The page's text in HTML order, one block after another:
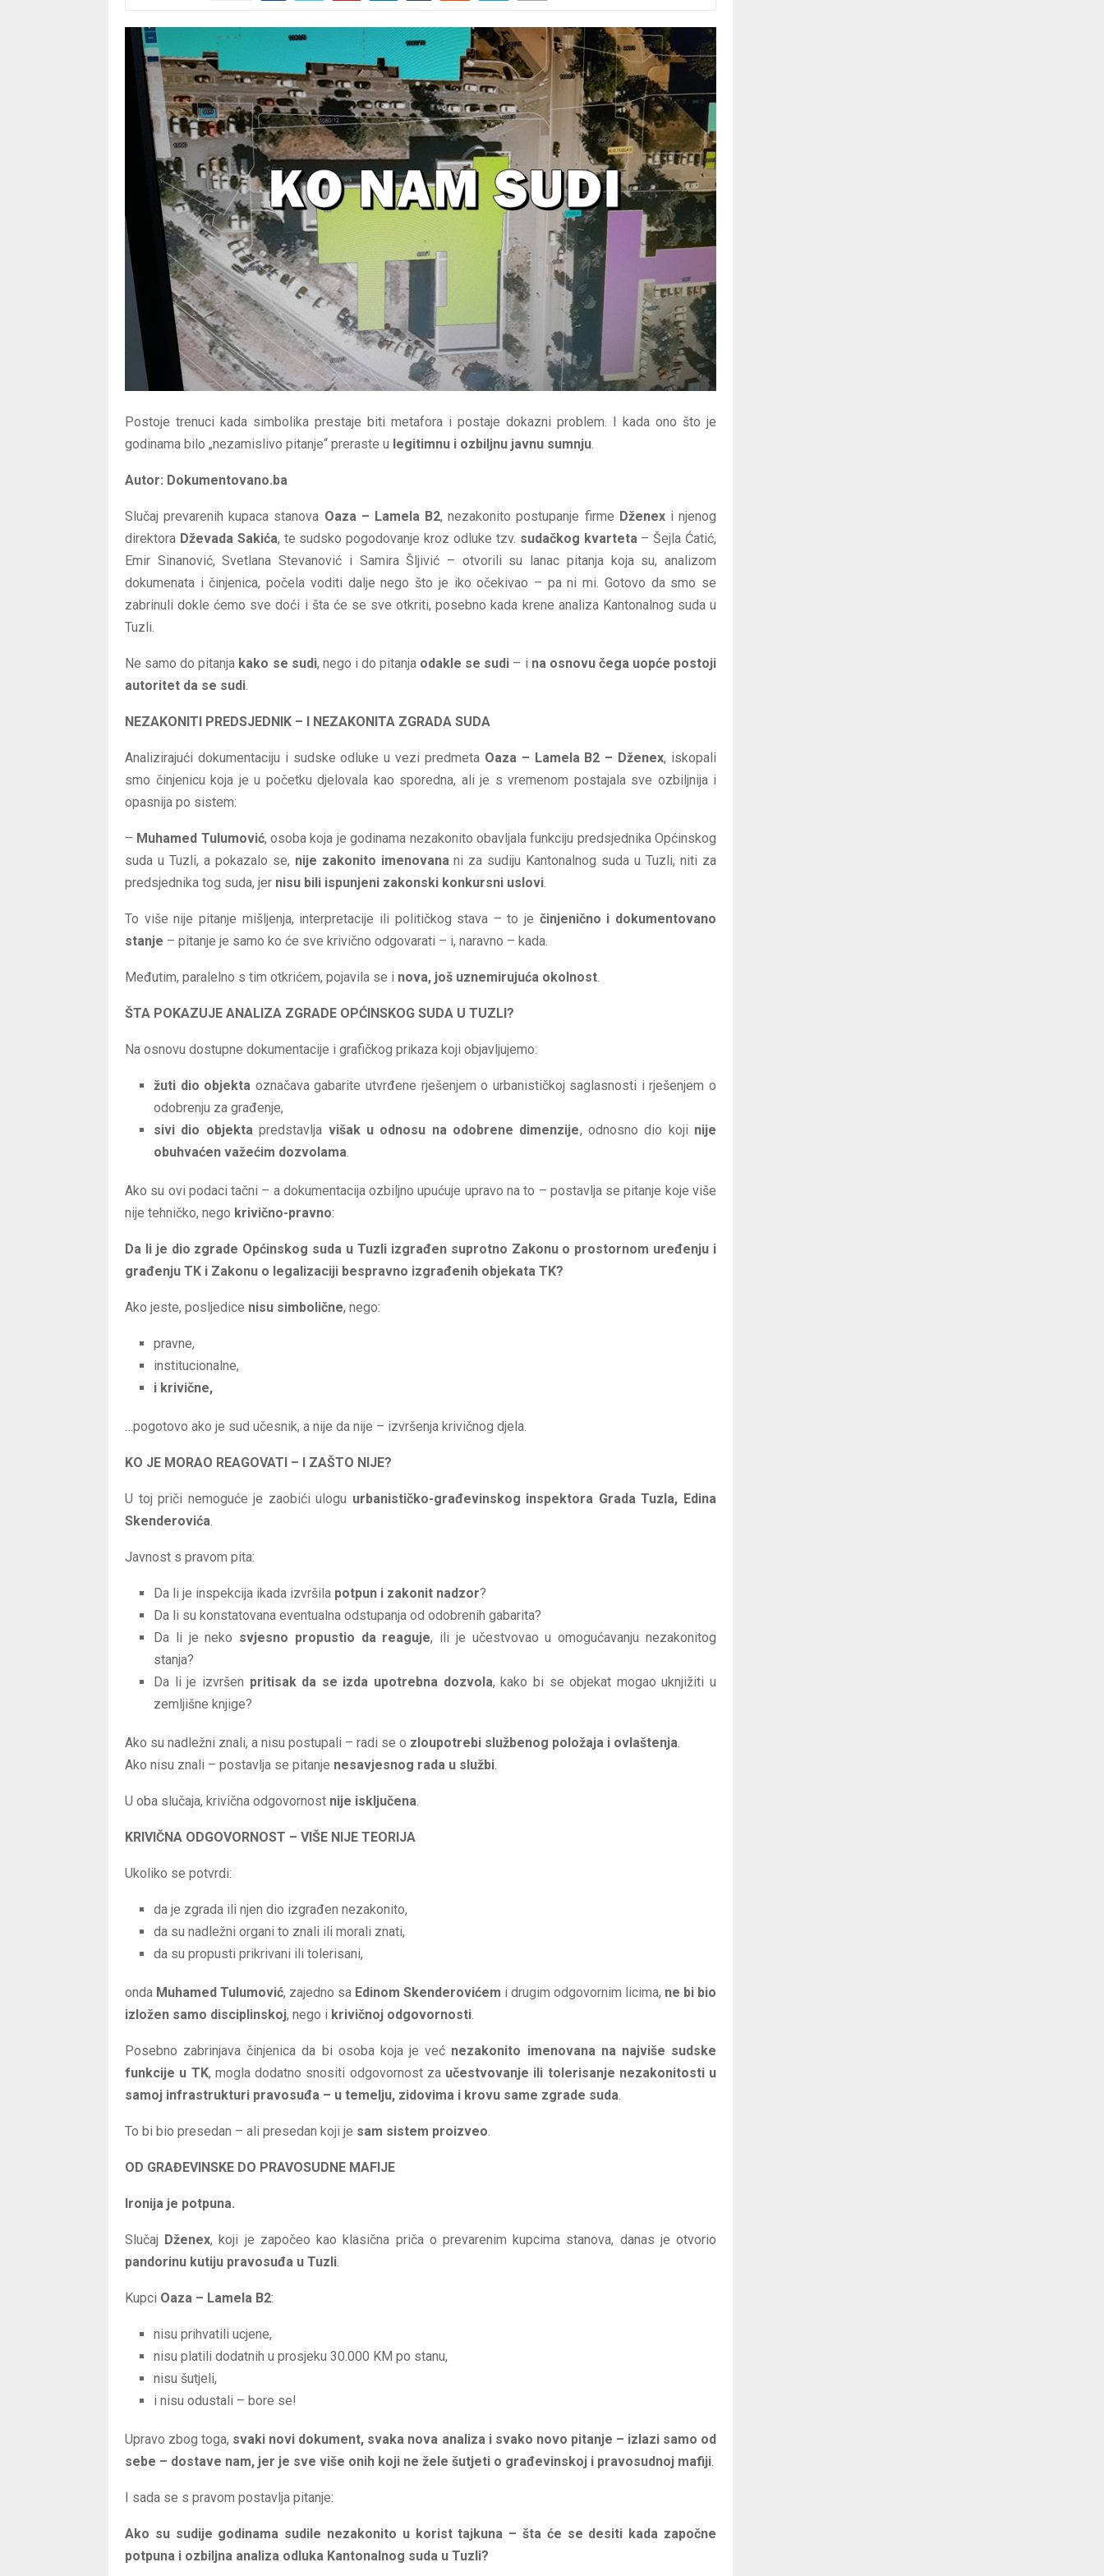
Postoje trenuci kada simbolika prestaje biti metafora i postaje dokazni problem. I kada ono što je
godinama bilo „nezamislivo pitanje“ preraste u legitimnu i ozbiljnu javnu sumnju.
Autor: Dokumentovano.ba
Slučaj prevarenih kupaca stanova Oaza – Lamela B2, nezakonito postupanje firme Dženexi njenog
direktora Dževada Sakića, te sudsko pogodovanje kroz odluke tzv. sudačkog kvarteta– Šejla Ćatić,
Emir Sinanović, Svetlana Stevanović i Samira Šljivić – otvorili su lanac pitanja koja su, analizom
dokumenata i činjenica, počela voditi dalje nego što je iko očekivao – pa ni mi. Gotovo da smo se
zabrinuli dokle ćemo sve doći i šta će se sve otkriti, posebno kada krene analiza Kantonalnog suda u
Tuzli.
Ne samo do pitanja kako se sudi, nego i do pitanja odakle se sudi – i na osnovu čega uopće postoji
autoritet da se sudi.
NEZAKONITI PREDSJEDNIK – I NEZAKONITA ZGRADA SUDA
Analizirajući dokumentaciju i sudske odluke u vezi predmeta Oaza – Lamela B2 – Dženex, iskopali
smo činjenicu koja je u početku djelovala kao sporedna, ali je s vremenom postajala sve ozbiljnija i
opasnija po sistem:
– Muhamed Tulumović, osoba koja je godinama nezakonito obavljala funkciju predsjednika Općinskog
suda u Tuzli, a pokazalo se, nije zakonito imenovanani za sudiju Kantonalnog suda u Tuzli, niti za
predsjednika tog suda, jer nisu bili ispunjeni zakonski konkursni uslovi.
To više nije pitanje mišljenja, interpretacije ili političkog stava – to je činjenično i dokumentovano
stanje – pitanje je samo ko će sve krivično odgovarati – i, naravno – kada.
Međutim, paralelno s tim otkrićem, pojavila se i nova, još uznemirujuća okolnost.
ŠTA POKAZUJE ANALIZA ZGRADE OPĆINSKOG SUDA U TUZLI?
Na osnovu dostupne dokumentacije i grafičkog prikaza koji objavljujemo:
žuti dio objekta označava gabarite utvrđene rješenjem o urbanističkoj saglasnosti i rješenjem o
odobrenju za građenje,
sivi dio objektapredstavlja višak u odnosu na odobrene dimenzije, odnosno dio koji nije
obuhvaćen važećim dozvolama.
Ako su ovi podaci tačni – a dokumentacija ozbiljno upućuje upravo na to – postavlja se pitanje koje više
nije tehničko, nego krivično-pravno:
Da li je dio zgrade Općinskog suda u Tuzli izgrađen suprotno Zakonu o prostornom uređenju i
građenju TK i Zakonu o legalizaciji bespravno izgrađenih objekata TK?
Ako jeste, posljedice nisu simbolične, nego:
pravne,
institucionalne,
i krivične,
…pogotovo ako je sud učesnik, a nije da nije – izvršenja krivičnog djela.
KO JE MORAO REAGOVATI – I ZAŠTO NIJE?
U toj priči nemoguće je zaobići ulogu urbanističko-građevinskog inspektora Grada Tuzla, Edina
Skenderovića.
Javnost s pravom pita:
Da li je inspekcija ikada izvršila potpun i zakonit nadzor?
Da li su konstatovana eventualna odstupanja od odobrenih gabarita?
Da li je neko svjesno propustio da reaguje, ili je učestvovao u omogućavanju nezakonitog
stanja?
Da li je izvršen pritisak da se izda upotrebna dozvola, kako bi se objekat mogao uknjižiti u
zemljišne knjige?
Ako su nadležni znali, a nisu postupali – radi se o zloupotrebi službenog položaja i ovlaštenja.
Ako nisu znali – postavlja se pitanje nesavjesnog rada u službi.
U oba slučaja, krivična odgovornost nije isključena.
KRIVIČNA ODGOVORNOST – VIŠE NIJE TEORIJA
Ukoliko se potvrdi:
da je zgrada ili njen dio izgrađen nezakonito,
da su nadležni organi to znali ili morali znati,
da su propusti prikrivani ili tolerisani,
onda Muhamed Tulumović, zajedno sa Edinom Skenderovićem i drugim odgovornim licima, ne bi bio
izložen samo disciplinskoj, nego i krivičnoj odgovornosti.
Posebno zabrinjava činjenica da bi osoba koja je već nezakonito imenovana na najviše sudske
funkcije u TK, mogla dodatno snositi odgovornost za učestvovanje ili tolerisanje nezakonitosti u
samoj infrastrukturi pravosuđa – u temelju, zidovima i krovu same zgrade suda.
To bi bio presedan – ali presedan koji je sam sistem proizveo.
OD GRAĐEVINSKE DO PRAVOSUDNE MAFIJE
Ironija je potpuna.
Slučaj Dženex, koji je započeo kao klasična priča o prevarenim kupcima stanova, danas je otvorio
pandorinu kutiju pravosuđa u Tuzli.
Kupci Oaza – Lamela B2:
nisu prihvatili ucjene,
nisu platili dodatnih u prosjeku 30.000 KM po stanu,
nisu šutjeli,
i nisu odustali – bore se!
Upravo zbog toga, svaki novi dokument, svaka nova analiza i svako novo pitanje – izlazi samo od
sebe – dostave nam, jer je sve više onih koji ne žele šutjeti o građevinskoj i pravosudnoj mafiji.
I sada se s pravom postavlja pitanje:
Ako su sudije godinama sudile nezakonito u korist tajkuna – šta će se desiti kada započne
potpuna i ozbiljna analiza odluka Kantonalnog suda u Tuzli?